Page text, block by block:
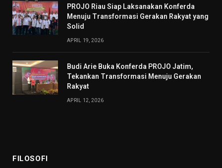
PROJO Riau Siap Laksanakan Konferda
Menuju Transformasi Gerakan Rakyat yang
Solid
APRIL 19, 2026
Budi Arie Buka Konferda PROJO Jatim,
Tekankan Transformasi Menuju Gerakan
Rakyat
APRIL 12, 2026
FILOSOFI